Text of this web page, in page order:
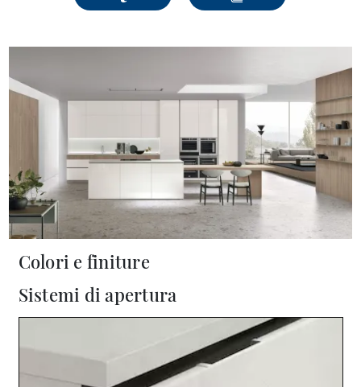
Colori e finiture
Sistemi di apertura